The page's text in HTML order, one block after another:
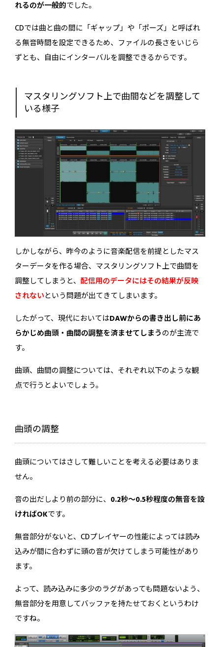
れるのが一般的でした。
CDでは曲と曲の間に「ギャップ」や「ポーズ」と呼ばれ
る無音時間を設定できるため、ファイルの長さをいじら
ずとも、自由にインターバルを調整できるからです。
マスタリングソフト上で曲間などを調整して
いる様子
しかしながら、昨今のように音楽配信を前提としたマス
ターデータを作る場合、マスタリングソフト上で曲間を
調整してしまうと、配信用のデータにはその結果が反映
されないという問題が出てきてしまいます。
したがって、現代においてはDAWからの書き出し前にあ
らかじめ曲頭・曲間の調整を済ませてしまうのが主流で
す。
曲頭、曲間の調整については、それぞれ以下のような観
点で行うとよいでしょう。
曲頭の調整
曲頭についてはさして難しいことを考える必要はありま
せん。
音の出だしより前の部分に、 0.2秒〜0.5秒程度の無音を設
ければOKです。
無音部分がないと、CDプレイヤーの性能によっては読み
込みが間に合わずに頭の音が欠けてしまう可能性があり
ます。
よって、読み込みに多少のラグがあっても問題ないよう、
無音部分を用意してバッファを持たせておくというわけ
ですね。